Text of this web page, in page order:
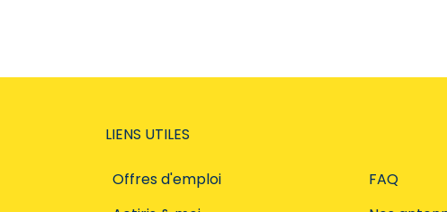
LIENS UTILES
Offres d'emploi
FAQ